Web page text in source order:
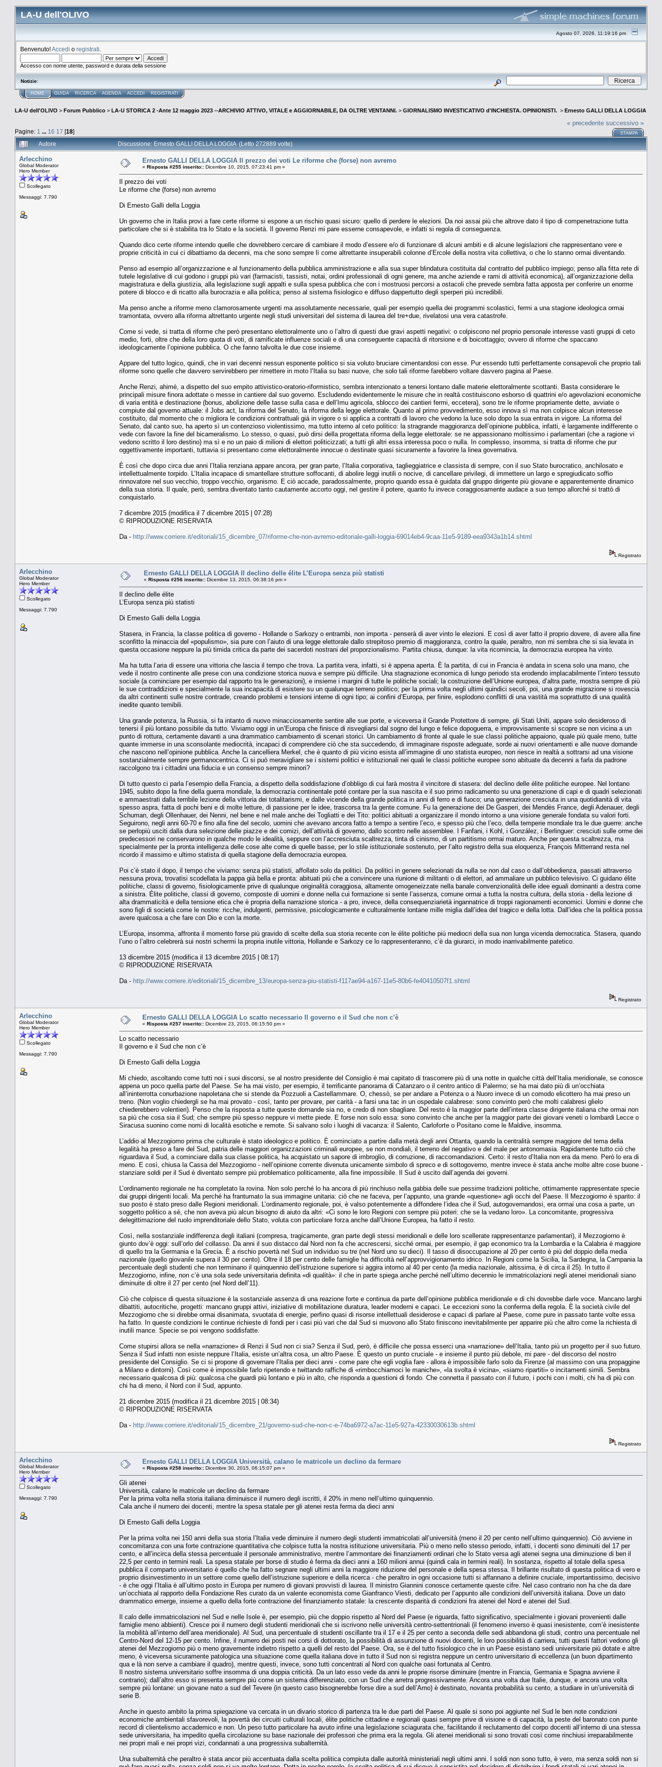
LA-U dell'OLIVO
Agosto 07, 2026, 11:19:16 pm
Benvenuto!Accedi o registrati
Accesso con nome utente, password e durata della sessione
Notizie:
HOME GUIDA RICERCA AGENDA ACCEDI REGISTRATI
LA-U dell'OLIVO > Forum Pubblico > LA-U STORICA 2 -Ante 12 maggio 2023 --ARCHIVIO ATTIVO, VITALE e AGGIORNABILE, DA OLTRE VENTANNI. > GIORNALISMO INVESTICATIVO d'INCHIESTA. OPINIONISTI. > Ernesto GALLI DELLA LOGGIA
Pagine: 1 ... 16 17 [18]
« precedente successivo »
STAMPA
Autore Discussione: Ernesto GALLI DELLA LOGGIA (Letto 272889 volte)
Arlecchino
Global Moderator
Hero Member
Scollegato
Messaggi: 7.790
Ernesto GALLI DELLA LOGGIA Il prezzo dei voti Le riforme che (forse) non avremo
« Risposta #255 inserito:: Dicembre 10, 2015, 07:23:41 pm »
Il prezzo dei voti
Le riforme che (forse) non avremo
Di Ernesto Galli della Loggia
Un governo che in Italia provi a fare certe riforme si espone a un rischio quasi sicuro: quello di perdere le elezioni. Da noi assai più che altrove dato il tipo di compenetrazione tutta
particolare che si è stabilita tra lo Stato e la società. Il governo Renzi mi pare esserne consapevole, e infatti si regola di conseguenza.
Quando dico certe riforme intendo quelle che dovrebbero cercare di cambiare il modo d’essere e/o di funzionare di alcuni ambiti e di alcune legislazioni che rappresentano vere e
proprie criticità in cui ci dibattiamo da decenni, ma che sono sempre lì come altrettante insuperabili colonne d’Ercole della nostra vita collettiva, o che lo stanno ormai diventando.
Penso ad esempio all’organizzazione e al funzionamento della pubblica amministrazione e alla sua super blindatura costituita dal contratto del pubblico impiego; penso alla fitta rete di
tutele legislative di cui godono i gruppi più vari (farmacisti, tassisti, notai, ordini professionali di ogni genere, ma anche aziende e rami di attività economica), all’organizzazione della
magistratura e della giustizia, alla legislazione sugli appalti e sulla spesa pubblica che con i mostruosi percorsi a ostacoli che prevede sembra fatta apposta per conferire un enorme
potere di blocco e di ricatto alla burocrazia e alla politica; penso al sistema fisiologico e diffuso dappertutto degli sperperi più incredibili.
Ma penso anche a riforme meno clamorosamente urgenti ma assolutamente necessarie, quali per esempio quella dei programmi scolastici, fermi a una stagione ideologica ormai
tramontata, ovvero alla riforma altrettanto urgente negli studi universitari del sistema di laurea del tre+due, rivelatosi una vera catastrofe.
Come si vede, si tratta di riforme che però presentano elettoralmente uno o l’altro di questi due gravi aspetti negativi: o colpiscono nel proprio personale interesse vasti gruppi di ceto
medio, forti, oltre che della loro quota di voti, di ramificate influenze sociali e di una conseguente capacità di ritorsione e di boicottaggio; ovvero di riforme che spaccano
ideologicamente l’opinione pubblica. O che fanno talvolta le due cose insieme.
Appare del tutto logico, quindi, che in vari decenni nessun esponente politico si sia voluto bruciare cimentandosi con esse. Pur essendo tutti perfettamente consapevoli che proprio tali
riforme sono quelle che davvero servirebbero per rimettere in moto l’Italia su basi nuove, che solo tali riforme farebbero voltare davvero pagina al Paese.
Anche Renzi, ahimè, a dispetto del suo empito attivistico-oratorio-riformistico, sembra intenzionato a tenersi lontano dalle materie elettoralmente scottanti. Basta considerare le
principali misure finora adottate o messe in cantiere dal suo governo. Escludendo evidentemente le misure che in realtà costituiscono esborso di quattrini e/o agevolazioni economiche
di varia entità e destinazione (bonus, abolizione delle tasse sulla casa e dell’Imu agricola, sblocco dei cantieri fermi, eccetera), sono tre le riforme propriamente dette, avviate o
compiute dal governo attuale: il Jobs act, la riforma del Senato, la riforma della legge elettorale. Quanto al primo provvedimento, esso innova sì ma non colpisce alcun interesse
costituito, dal momento che o migliora le condizioni contrattuali già in vigore o si applica a contratti di lavoro che vedono la luce solo dopo la sua entrata in vigore. La riforma del
Senato, dal canto suo, ha aperto sì un contenzioso violentissimo, ma tutto interno al ceto politico: la stragrande maggioranza dell’opinione pubblica, infatti, è largamente indifferente o
vede con favore la fine del bicameralismo. Lo stesso, o quasi, può dirsi della progettata riforma della legge elettorale: se ne appassionano moltissimo i parlamentari (che a ragione vi
vedono scritto il loro destino) ma sì e no un paio di milioni di elettori politicizzati; a tutti gli altri essa interessa poco o nulla. In complesso, insomma, si tratta di riforme che pur
oggettivamente importanti, tuttavia si presentano come elettoralmente innocue o destinate quasi sicuramente a favorire la linea governativa.
È così che dopo circa due anni l’Italia renziana appare ancora, per gran parte, l’Italia corporativa, taglieggiatrice e classista di sempre, con il suo Stato burocratico, anchilosato e
intellettualmente torpido. L’Italia incapace di smantellare strutture soffocanti, di abolire leggi inutili o nocive, di cancellare privilegi, di immettere un largo e spregiudicato soffio
rinnovatore nel suo vecchio, troppo vecchio, organismo. E ciò accade, paradossalmente, proprio quando essa è guidata dal gruppo dirigente più giovane e apparentemente dinamico
della sua storia. Il quale, però, sembra diventato tanto cautamente accorto oggi, nel gestire il potere, quanto fu invece coraggiosamente audace a suo tempo allorché si trattò di
conquistarlo.
7 dicembre 2015 (modifica il 7 dicembre 2015 | 07:28)
© RIPRODUZIONE RISERVATA
Da - http://www.corriere.it/editoriali/15_dicembre_07/riforme-che-non-avremo-editoriale-galli-loggia-69014eb4-9caa-11e5-9189-eea9343a1b14.shtml
Registrato
Arlecchino
Global Moderator
Hero Member
Scollegato
Messaggi: 7.790
Ernesto GALLI DELLA LOGGIA Il declino delle élite L’Europa senza più statisti
« Risposta #256 inserito:: Dicembre 13, 2015, 06:38:16 pm »
Il declino delle élite
L’Europa senza più statisti
Di Ernesto Galli della Loggia
Stasera, in Francia, la classe politica di governo - Hollande o Sarkozy o entrambi, non importa - penserà di aver vinto le elezioni. E così di aver fatto il proprio dovere, di avere alla fine
sconfitto la minaccia del «populismo», sia pure con l’aiuto di una legge elettorale dallo strepitoso premio di maggioranza, contro la quale, peraltro, non mi sembra che si sia levata in
questa occasione neppure la più timida critica da parte dei sacerdoti nostrani del proporzionalismo. Partita chiusa, dunque: la vita ricomincia, la democrazia europea ha vinto.
Ma ha tutta l’aria di essere una vittoria che lascia il tempo che trova. La partita vera, infatti, si è appena aperta. È la partita, di cui in Francia è andata in scena solo una mano, che
vede il nostro continente alle prese con una condizione storica nuova e sempre più difficile. Una stagnazione economica di lungo periodo sta erodendo implacabilmente l’intero tessuto
sociale (a cominciare per esempio dal rapporto tra le generazioni), e insieme i margini di tutte le politiche sociali; la costruzione dell’Unione europea, d’altra parte, mostra sempre di più
le sue contraddizioni e specialmente la sua incapacità di esistere su un qualunque terreno politico; per la prima volta negli ultimi quindici secoli, poi, una grande migrazione si rovescia
da altri continenti sulle nostre contrade, creando problemi e tensioni interne di ogni tipo; ai confini d’Europa, per finire, esplodono conflitti di una vastità ma soprattutto di una qualità
inedite quanto temibili.
Una grande potenza, la Russia, si fa intanto di nuovo minacciosamente sentire alle sue porte, e viceversa il Grande Protettore di sempre, gli Stati Uniti, appare solo desideroso di
tenersi il più lontano possibile da tutto. Viviamo oggi in un’Europa che finisce di risvegliarsi dal sogno del lungo e felice dopoguerra, e improvvisamente si scopre se non vicina a un
punto di rottura, certamente davanti a una drammatico cambiamento di scenari storici. Un cambiamento di fronte al quale le sue classi politiche appaiono, quale più quale meno, tutte
quante immerse in una sconsolante mediocrità, incapaci di comprendere ciò che sta succedendo, di immaginare risposte adeguate, sorde ai nuovi orientamenti e alle nuove domande
che nascono nell’opinione pubblica. Anche la cancelliera Merkel, che è quanto di più vicino esista all’immagine di uno statista europeo, non riesce in realtà a sottrarsi ad una visione
sostanzialmente sempre germanocentrica. Ci si può meravigliare se i sistemi politici e istituzionali nei quali le classi politiche europee sono abituate da decenni a farla da padrone
raccolgono tra i cittadini una fiducia e un consenso sempre minori?
Di tutto questo ci parla l’esempio della Francia, a dispetto della soddisfazione d’obbligo di cui farà mostra il vincitore di stasera: del declino delle élite politiche europee. Nel lontano
1945, subito dopo la fine della guerra mondiale, la democrazia continentale poté contare per la sua nascita e il suo primo radicamento su una generazione di capi e di quadri selezionati
e ammaestrati dalla terribile lezione della vittoria dei totalitarismi, e dalle vicende della grande politica in anni di ferro e di fuoco; una generazione cresciuta in una quotidianità di vita
spesso aspra, fatta di pochi beni e di molte letture, di passione per le idee, trascorsa tra la gente comune. Fu la generazione dei De Gasperi, dei Mendès France, degli Adenauer, degli
Schuman, degli Ollenhauer, dei Nenni, nel bene e nel male anche dei Togliatti e dei Tito: politici abituati a organizzare il mondo intorno a una visione generale fondata su valori forti.
Seguirono, negli anni 60-70 e fino alla fine del secolo, uomini che avevano ancora fatto a tempo a sentire l’eco, e spesso più che l’eco, della temperie mondiale tra le due guerre: anche
se perlopiù usciti dalla dura selezione delle piazze e dei comizi, dell’attività di governo, dallo scontro nelle assemblee. I Fanfani, i Kohl, i González, i Berlinguer: cresciuti sulle orme dei
predecessori ne conservarono in qualche modo le idealità, seppure con l’accresciuta scaltrezza, tinta di cinismo, di un partitismo ormai maturo. Anche per questa scaltrezza, ma
specialmente per la pronta intelligenza delle cose alte come di quelle basse, per lo stile istituzionale sostenuto, per l’alto registro della sua eloquenza, François Mitterrand resta nel
ricordo il massimo e ultimo statista di quella stagione della democrazia europea.
Poi c’è stato il dopo, il tempo che viviamo: senza più statisti, affollato solo da politici. Da politici in genere selezionati da nulla se non dal caso o dall’obbedienza, passati attraverso
nessuna prova, trovatisi scodellata la pappa già bella e pronta: abituati più che a convincere una riunione di militanti o di elettori, ad ammaliare un pubblico televisivo. Ci guidano élite
politiche, classi di governo, fisiologicamente prive di qualunque originalità coraggiosa, altamente omogeneizzate nella banale convenzionalità delle idee eguali dominanti a destra come
a sinistra. Élite politiche, classi di governo, composte di uomini e donne nella cui formazione si sente l’assenza, comune ormai a tutta la nostra cultura, della storia - della lezione di
alta drammaticità e della tensione etica che è propria della narrazione storica - a pro, invece, della consequenziarietà ingannatrice di troppi ragionamenti economici. Uomini e donne che
sono figli di società come le nostre: ricche, indulgenti, permissive, psicologicamente e culturalmente lontane mille miglia dall’idea del tragico e della lotta. Dall’idea che la politica possa
avere qualcosa a che fare con Dio e con la morte.
L’Europa, insomma, affronta il momento forse più gravido di scelte della sua storia recente con le élite politiche più mediocri della sua non lunga vicenda democratica. Stasera, quando
l’uno o l’altro celebrerà sui nostri schermi la propria inutile vittoria, Hollande e Sarkozy ce lo rappresenteranno, c’è da giurarci, in modo inarrivabilmente patetico.
13 dicembre 2015 (modifica il 13 dicembre 2015 | 08:17)
© RIPRODUZIONE RISERVATA
Da - http://www.corriere.it/editoriali/15_dicembre_13/europa-senza-piu-statisti-f117ae94-a167-11e5-80b6-fe40410507f1.shtml
Registrato
Arlecchino
Global Moderator
Hero Member
Scollegato
Messaggi: 7.790
Ernesto GALLI DELLA LOGGIA Lo scatto necessario Il governo e il Sud che non c’è
« Risposta #257 inserito:: Dicembre 23, 2015, 06:15:50 pm »
Lo scatto necessario
Il governo e il Sud che non c’è
Di Ernesto Galli della Loggia
Mi chiedo, ascoltando come tutti noi i suoi discorsi, se al nostro presidente del Consiglio è mai capitato di trascorrere più di una notte in qualche città dell’Italia meridionale, se conosce
appena un poco quella parte del Paese. Se ha mai visto, per esempio, il terrificante panorama di Catanzaro o il centro antico di Palermo; se ha mai dato più di un’occhiata
all’ininterrotta conurbazione napoletana che si stende da Pozzuoli a Castellammare. O, chessò, se per andare a Potenza o a Nuoro invece di un comodo elicottero ha mai preso un
treno. (Non voglio chiedergli se ha mai provato - così, tanto per provare, per carità - a farsi una tac in un ospedale calabrese: sono convinto però che molti calabresi glielo
chiederebbero volentieri). Penso che la risposta a tutte queste domande sia no, e credo di non sbagliare. Del resto è la maggior parte dell’intera classe dirigente italiana che ormai non
sa più che cosa sia il Sud; che sempre più spesso neppure vi mette piede. E forse non solo essa: sono convinto che anche per la maggior parte dei giovani veneti o lombardi Lecce o
Siracusa suonino come nomi di località esotiche e remote. Si salvano solo i luoghi di vacanza: il Salento, Carloforte o Positano come le Maldive, insomma.
L’addio al Mezzogiorno prima che culturale è stato ideologico e politico. È cominciato a partire dalla metà degli anni Ottanta, quando la centralità sempre maggiore del tema della
legalità ha preso a fare del Sud, patria delle maggiori organizzazioni criminali europee, se non mondiali, il terreno del negativo e del male per antonomasia. Rapidamente tutto ciò che
riguardava il Sud, a cominciare dalla sua classe politica, ha acquistato un sapore di imbroglio, di corruzione, di raccomandazioni. Certo: il resto d’Italia non era da meno. Però lo era di
meno. E così, chiusa la Cassa del Mezzogiorno - nell’opinione corrente divenuta unicamente simbolo di spreco e di sottogoverno, mentre invece è stata anche molte altre cose buone -
stanziare soldi per il Sud è diventato sempre più problematico politicamente, alla fine impossibile. Il Sud è uscito dall’agenda dei governi.
L’ordinamento regionale ne ha completato la rovina. Non solo perché lo ha ancora di più rinchiuso nella gabbia delle sue pessime tradizioni politiche, ottimamente rappresentate specie
dai gruppi dirigenti locali. Ma perché ha frantumato la sua immagine unitaria: ciò che ne faceva, per l’appunto, una grande «questione» agli occhi del Paese. Il Mezzogiorno è sparito: il
suo posto è stato preso dalle Regioni meridionali. L’ordinamento regionale, poi, è valso potentemente a diffondere l’idea che il Sud, autogovernandosi, era ormai una cosa a parte, un
soggetto politico a sé, che non aveva più alcun bisogno di aiuto da altri: «Ci sono le loro Regioni con sempre più poteri: che se la vedano loro». La concomitante, progressiva
delegittimazione del ruolo imprenditoriale dello Stato, voluta con particolare forza anche dall’Unione Europea, ha fatto il resto.
Così, nella sostanziale indifferenza degli italiani (compresa, tragicamente, gran parte degli stessi meridionali e delle loro scellerate rappresentanze parlamentari), il Mezzogiorno è
giunto dov’è oggi: sull’orlo del collasso. Da anni il suo distacco dal Nord non fa che accrescersi, sicché ormai, per esempio, il gap economico tra la Lombardia e la Calabria è maggiore
di quello tra la Germania e la Grecia. È a rischio povertà nel Sud un individuo su tre (nel Nord uno su dieci). Il tasso di disoccupazione al 20 per cento è più del doppio della media
nazionale (quello giovanile supera il 30 per cento). Oltre il 18 per cento delle famiglie ha difficoltà nell’approvvigionamento idrico. In Regioni come la Sicilia, la Sardegna, la Campania la
percentuale degli studenti che non terminano il quinquennio dell’istruzione superiore si aggira intorno al 40 per cento (la media nazionale, altissima, è di circa il 25). In tutto il
Mezzogiorno, infine, non c’è una sola sede universitaria definita «di qualità»: il che in parte spiega anche perché nell’ultimo decennio le immatricolazioni negli atenei meridionali siano
diminuite di oltre il 27 per cento (nel Nord dell’11).
Ciò che colpisce di questa situazione è la sostanziale assenza di una reazione forte e continua da parte dell’opinione pubblica meridionale e di chi dovrebbe darle voce. Mancano larghi
dibattiti, autocritiche, progetti: mancano gruppi attivi, iniziative di mobilitazione duratura, leader moderni e capaci. Le eccezioni sono la conferma della regola. È la società civile del
Mezzogiorno che si direbbe ormai disanimata, svuotata di energie, perfino quasi di risorse intellettuali desiderose e capaci di parlare al Paese, come pure in passato tante volte essa
ha fatto. In queste condizioni le continue richieste di fondi per i casi più vari che dal Sud si muovono allo Stato finiscono inevitabilmente per apparire più che altro come la richiesta di
inutili mance. Specie se poi vengono soddisfatte.
Come stupirsi allora se nella «narrazione» di Renzi il Sud non ci sia? Senza il Sud, però, è difficile che possa esserci una «narrazione» dell’Italia, tanto più un progetto per il suo futuro.
Senza il Sud infatti non esiste neppure l’Italia, esiste un’altra cosa, un altro Paese. È questo un punto cruciale - e insieme il punto più debole, mi pare - del discorso del nostro
presidente del Consiglio. Se ci si propone di governare l’Italia per dieci anni - come pare che egli voglia fare - allora è impossibile farlo solo da Firenze (al massimo con una propaggine
a Milano e dintorni). Così come è impossibile farlo ripetendo e twittando raffiche di «rimbocchiamoci le maniche», «la svolta è vicina», «siamo ripartiti» o incitamenti simili. Sembra
necessario qualcosa di più: qualcosa che guardi più lontano e più in alto, che risponda a questioni di fondo. Che connetta il passato con il futuro, i pochi con i molti, chi ha di più con
chi ha di meno, il Nord con il Sud, appunto.
21 dicembre 2015 (modifica il 21 dicembre 2015 | 08:34)
© RIPRODUZIONE RISERVATA
Da - http://www.corriere.it/editoriali/15_dicembre_21/governo-sud-che-non-c-e-74ba6972-a7ac-11e5-927a-42330030613b.shtml
Registrato
Arlecchino
Global Moderator
Hero Member
Scollegato
Messaggi: 7.790
Ernesto GALLI DELLA LOGGIA Università, calano le matricole un declino da fermare
« Risposta #258 inserito:: Dicembre 30, 2015, 06:15:07 pm »
Gli atenei
Università, calano le matricole un declino da fermare
Per la prima volta nella storia italiana diminuisce il numero degli iscritti, il 20% in meno nell’ultimo quinquennio.
Cala anche il numero dei docenti, mentre la spesa statale per gli atenei resta ferma da dieci anni
Di Ernesto Galli della Loggia
Per la prima volta nei 150 anni della sua storia l’Italia vede diminuire il numero degli studenti immatricolati all’università (meno il 20 per cento nell’ultimo quinquennio). Ciò avviene in
concomitanza con una forte contrazione quantitativa che colpisce tutta la nostra istituzione universitaria. Più o meno nello stesso periodo, infatti, i docenti sono diminuiti del 17 per
cento, e all’incirca della stessa percentuale il personale amministrativo, mentre l’ammontare dei finanziamenti ordinari che lo Stato versa agli atenei segna una diminuzione di ben il
22,5 per cento in termini reali. La spesa statale per borse di studio è ferma da dieci anni a 160 milioni annui (quindi cala in termini reali). In sostanza, rispetto al totale della spesa
pubblica il comparto universitario è quello che ha fatto segnare negli ultimi anni la maggiore riduzione del personale e della spesa stessa. Il brillante risultato di questa politica di vero e
proprio disinvestimento in un settore come quello dell’istruzione superiore e della ricerca - che peraltro in ogni occasione tutti si affannano a definire cruciale, importantissimo, decisivo
- è che oggi l’Italia è all’ultimo posto in Europa per numero di giovani provvisti di laurea. Il ministro Giannini conosce certamente queste cifre. Nel caso contrario non ha che da dare
un’occhiata al rapporto della Fondazione Res curato da un valente economista come Gianfranco Viesti, dedicato per l’appunto alle condizioni dell’università italiana. Dove un dato
drammatico emerge, insieme a quello della forte contrazione del finanziamento statale: la crescente disparità di condizioni fra atenei del Nord e atenei del Sud.
Il calo delle immatricolazioni nel Sud e nelle Isole è, per esempio, più che doppio rispetto al Nord del Paese (e riguarda, fatto significativo, specialmente i giovani provenienti dalle
famiglie meno abbienti). Cresce poi il numero degli studenti meridionali che si iscrivono nelle università centro-settentrionali (il fenomeno inverso è quasi inesistente, com’è inesistente
la mobilità all’interno dell’area meridionale). Al Sud, una percentuale di studenti oscillante tra il 17 e il 25 per cento a seconda delle sedi abbandona gli studi, contro una percentuale nel
Centro-Nord del 12-15 per cento. Infine, il numero dei posti nei corsi di dottorato, la possibilità di assunzione di nuovi docenti, le loro possibilità di carriera, tutti questi fattori vedono gli
atenei del Mezzogiorno più o meno gravemente indietro rispetto a quelli del resto del Paese. Ora, se è del tutto fisiologico che in un Paese esistano sedi universitarie più dotate e altre
meno, è viceversa sicuramente patologica una situazione come quella italiana dove in tutto il Sud non si registra neppure un centro universitario di eccellenza (un buon dipartimento
qua e là non serve a cambiare il quadro), mentre questi, invece, sono tutti concentrati al Nord con qualche oasi fortunata al Centro.
Il nostro sistema universitario soffre insomma di una doppia criticità. Da un lato esso vede da anni le proprie risorse diminuire (mentre in Francia, Germania e Spagna avviene il
contrario); dall’altro esso si presenta sempre più come un sistema differenziato, con un Sud che arretra progressivamente. Ancora una volta due Italie, dunque, e ancora una volta
sempre più lontane: un giovane nato a sud del Tevere (in questo caso bisognerebbe forse dire a sud dell’Arno) è destinato, novanta probabilità su cento, a studiare in un’università di
serie B.
Anche in questo ambito la prima spiegazione va cercata in un divario storico di partenza tra le due parti del Paese. Al quale si sono poi aggiunte nel Sud le ben note condizioni
economiche ambientali sfavorevoli, la povertà dei circuiti culturali locali, élite politiche cittadine e regionali quasi sempre prive di visione e di capacità, la peste del baronato con punte
record di clientelismo accademico e non. Un peso tutto particolare ha avuto infine una legislazione sciagurata che, facilitando il reclutamento del corpo docenti all’interno di una stessa
sede universitaria, ha impedito quella circolazione su base nazionale dei professori che prima era la regola. Gli atenei meridionali si sono trovati così come rinchiusi irreparabilmente
nei propri mali e nei propri vizi, condannati a una progressiva subalternità.
Una subalternità che peraltro è stata ancor più accentuata dalla scelta politica compiuta dalle autorità ministeriali negli ultimi anni. I soldi non sono tutto, è vero, ma senza soldi non si